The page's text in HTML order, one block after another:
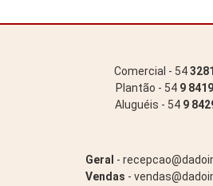
Comercial - 54
Plantão - 54 9
Aluguéis - 54 9
Geral -
Vendas -